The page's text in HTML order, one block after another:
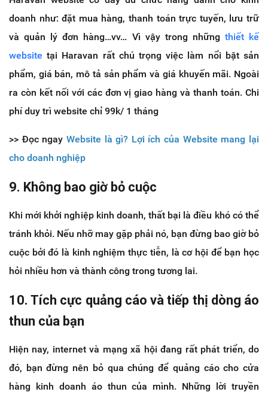
doanh như: đặt mua hàng, thanh toán trực tuyến, lưu trữ
và quản lý đơn hàng…vv… Vì vậy trong những thiết kế
website tại Haravan rất chú trọng việc làm nổi bật sản
phẩm, giá bán, mô tả sản phẩm và giá khuyến mãi. Ngoài
ra còn kết nối với các đơn vị giao hàng và thanh toán. Chi
phí duy trì website chỉ 99k/ 1 tháng
>> Đọc ngay Website là gì? Lợi ích của Website mang lại
cho doanh nghiệp
9. Không bao giờ bỏ cuộc
Khi mới khởi nghiệp kinh doanh, thất bại là điều khó có thể
tránh khỏi. Nếu nhỡ may gặp phải nó, bạn đừng bao giờ bỏ
cuộc bởi đó là kinh nghiệm thực tiễn, là cơ hội để bạn học
hỏi nhiều hơn và thành công trong tương lai.
10. Tích cực quảng cáo và tiếp thị dòng áo
thun của bạn
Hiện nay, internet và mạng xã hội đang rất phát triển, do
đó, bạn đừng nên bỏ qua chúng để quảng cáo cho cửa
hàng kinh doanh áo thun của mình. Những lời truyền